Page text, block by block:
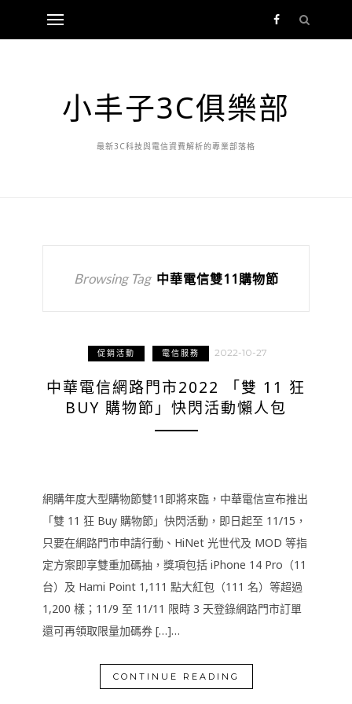
小丰子3C俱樂部
最新3C科技與電信資費解析的專業部落格
Browsing Tag 中華電信雙11購物節
促銷活動 電信服務 2022-10-27
中華電信網路門市2022 「雙 11 狂
BUY 購物節」快閃活動懶人包
網購年度大型購物節雙11即將來臨，中華電信宣布推出
「雙 11 狂 Buy 購物節」快閃活動，即日起至 11/15，
只要在網路門市申請行動、HiNet 光世代及 MOD 等指
定方案即享雙重加碼抽，獎項包括 iPhone 14 Pro（11
台）及 Hami Point 1,111 點大紅包（111 名）等超過
1,200 樣；11/9 至 11/11 限時 3 天登錄網路門市訂單
還可再領取限量加碼券 […]…
CONTINUE READING